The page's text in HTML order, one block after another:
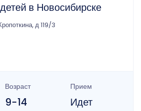
в Новосибирске
д 119/3
Возраст
9-14
Прием
Идет